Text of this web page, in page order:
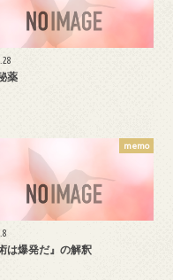
薬
memo
は爆発だ』の解釈